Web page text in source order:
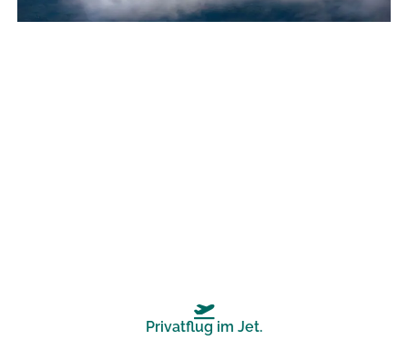
Privatflug im Jet.